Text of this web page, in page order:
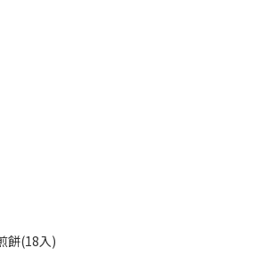
餅(18入)